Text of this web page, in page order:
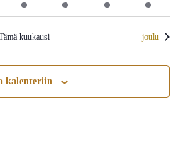
tapahtumatapahtumatapahtuma
kuukausi joulu
kalenteriin